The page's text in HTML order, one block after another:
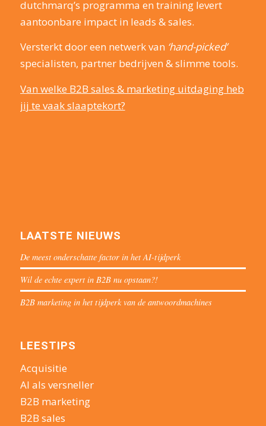
dutchmarq’s programma en training levert
aantoonbare impact in leads & sales.
Versterkt door een netwerk van ‘hand-picked’
specialisten, partner bedrijven & slimme tools.
Van welke B2B sales & marketing uitdaging heb
jij te vaak slaaptekort?
LAATSTE NIEUWS
De meest onderschatte factor in het AI-tijdperk
Wil de echte expert in B2B nu opstaan?!
B2B marketing in het tijdperk van de antwoordmachines
LEESTIPS
Acquisitie
AI als versneller
B2B marketing
B2B sales